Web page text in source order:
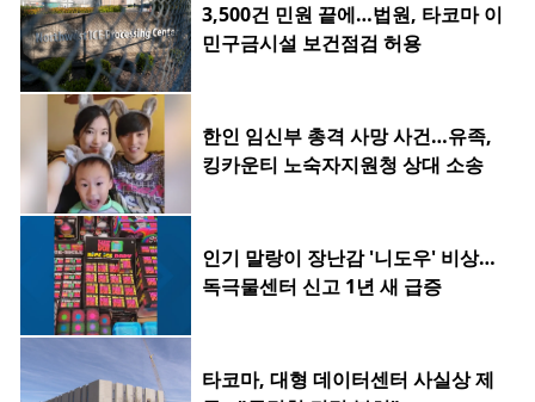
3,500건 민원 끝에…법원, 타코마 이
민구금시설 보건점검 허용
한인 임신부 총격 사망 사건…유족,
킹카운티 노숙자지원청 상대 소송
인기 말랑이 장난감 '니도우' 비상…
독극물센터 신고 1년 새 급증
타코마, 대형 데이터센터 사실상 제